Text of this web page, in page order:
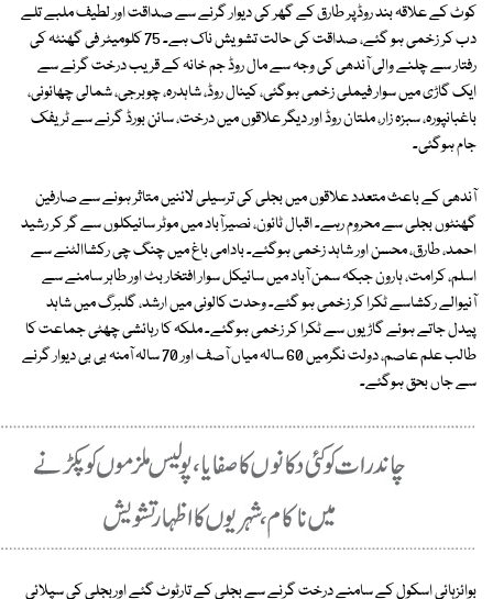
کوٹ کے علاقہ بند روڈپر طارق کے گھر کی دیوار گرنے سے صداقت اور لطیف ملبے تلے
دب کر زخمی ہو گئے، صداقت کی حالت تشویش ناک ہے۔ 75 کلومیٹر فی گھنٹہ کی
رفتار سے چلنے والی آندھی کی وجہ سے مال روڈ جم خانہ کے قریب درخت گرنے سے
ایک گاڑی میں سوار فیملی زخمی ہوگئی، کینال روڈ، شاہدرہ، چوبرجی، شمالی چھائونی،
باغبانپورہ، سبزہ زار، ملتان روڈ اور دیگر علاقوں میں درخت، سائن بورڈ گرنے سے ٹریفک
جام ہوگئی۔
آندھی کے باعث متعدد علاقوں میں بجلی کی ترسیلی لائنیں متاثر ہونے سے صارفین
گھنٹوں بجلی سے محروم رہے۔ اقبال ٹائون، نصیرآباد میں موٹر سائیکلوں سے گر کر رشید
احمد، طارق، محسن اور شاہد زخمی ہوگئے۔ بادامی باغ میں چنگ چی رکشاالٹنے سے
اسلم، کرامت، ہارون جبکہ سمن آباد میں سائیکل سوار افتخار بٹ اور طاہر سامنے سے
آنیوالے رکشاسے ٹکرا کر زخمی ہو گئے۔ وحدت کالونی میں ارشد، گلبرگ میں شاہد
پیدل جاتے ہوئے گاڑیوں سے ٹکرا کر زخمی ہوگئے۔ ملکہ کا رہائشی چھٹی جماعت کا
طالب علم عاصم، دولت نگرمیں 60 سالہ میاں آصف اور 70 سالہ آمنہ بی بی دیوار گرنے
سے جاں بحق ہوگئے۔
بوائزہائی اسکول کے سامنے درخت گرنے سے بجلی کے تارٹوٹ گئے اوربجلی کی سپلائی